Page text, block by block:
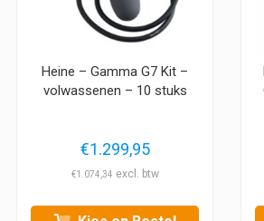
Heine – Gamma G7 Kit –
volwassenen – 10 stuks
€1.299,95
€1.074,34